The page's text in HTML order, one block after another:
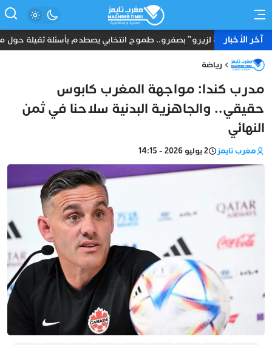
آخر الأخبار
“8 لزيرو” بصفرو.. طموح انتخابي يصطدم بأسئلة ثقيلة حول ماضي أحد مرشحي الأحرار بأمريكا
رياضة
مدرب كندا: مواجهة المغرب كابوس
حقيقي.. والجاهزية البدنية سلاحنا في ثمن
النهائي
مغرب تايمز 2 يوليو 2026 - 14:15